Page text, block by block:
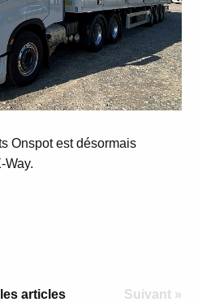
Onspotest désormais
Way.
articles Suivant »